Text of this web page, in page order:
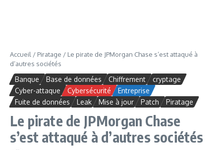
Accueil / Piratage / Le pirate de JPMorgan Chase s’est attaqué à
d’autres sociétés
Banque Base de données Chiffrement
cryptage
Cyber-attaque
Cybersécurité
Entreprise
Fuite de données
Leak Mise à jour Patch Piratage
Le pirate de JPMorgan Chase
s’est attaqué à d’autres sociétés